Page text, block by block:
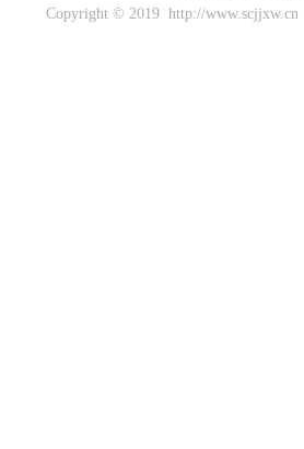
Copyright © 2019 http://